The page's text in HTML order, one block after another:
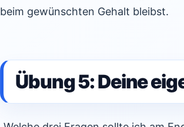
beim gewünschten Gehalt bleibst.
Übung 5: Deine